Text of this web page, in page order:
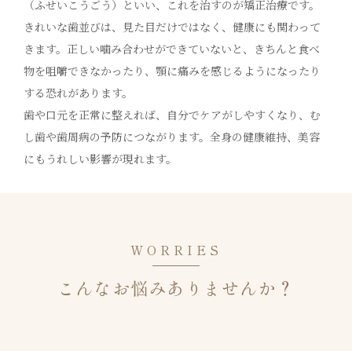
（ふせいこうごう）といい、これを治すのが矯正治療です。
きれいな歯並びは、見た目だけではなく、健康にも関わって
きます。正しい噛み合わせができていないと、きちんと食べ
物を咀嚼できなかったり、顎に痛みを感じるようになったり
する恐れがあります。
歯や口元を正常に整えれば、自分でケアがしやすくなり、む
し歯や歯周病の予防につながります。全身の健康維持、美容
にもうれしい影響が現れます。
WORRIES
こんなお悩みありませんか？